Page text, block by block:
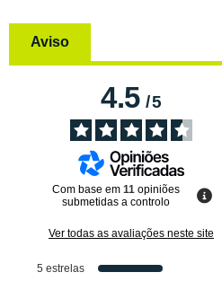
Aviso
4.5/5
Com base em 11 opiniões
submetidas a controlo
Ver todas as avaliações neste site
5 estrelas